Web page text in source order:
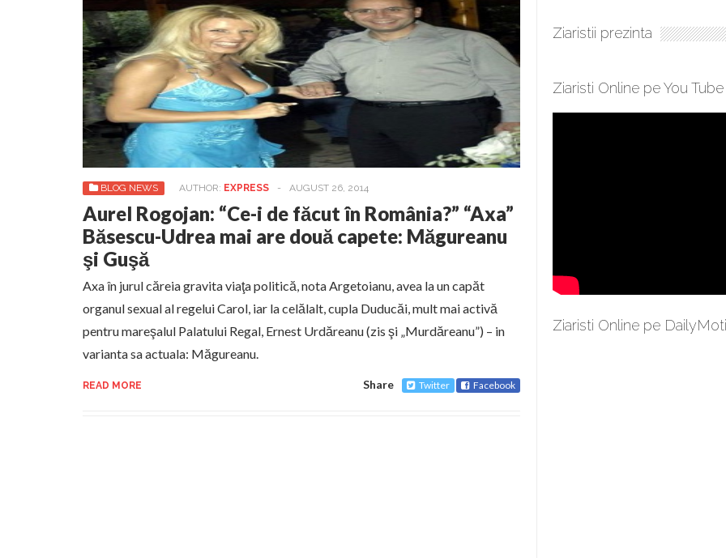
BLOG NEWS AUTHOR: EXPRESS - AUGUST 26, 2014
Aurel Rogojan: “Ce-i de făcut în România?” “Axa”
Băsescu-Udrea mai are două capete: Măgureanu
şi Guşă
Axa în jurul căreia gravita viaţa politică, nota Argetoianu, avea la un capăt
organul sexual al regelui Carol, iar la celălalt, cupla Duducăi, mult mai activă
pentru mareşalul Palatului Regal, Ernest Urdăreanu (zis şi „Murdăreanu”) – in
varianta sa actuala: Măgureanu.
READ MORE Share Twitter Facebook
Ziaristii prezinta
Ziaristi Online pe You Tube
Ziaristi Online pe